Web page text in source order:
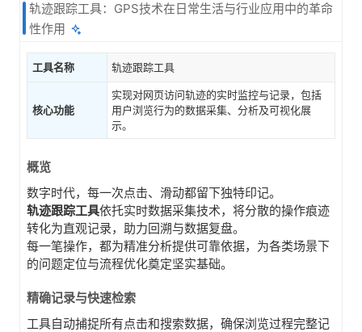
轨迹跟踪工具：GPS技术在日常生活与行业应用中的革命
性作用
工具名称 轨迹跟踪工具
核心功能
实现对网页访问轨迹的实时监控与记录，包括
用户浏览行为的数据采集、分析及可视化展
示。
概览
数字时代，每一次点击、滑动都留下独特印记。
轨迹跟踪工具依托实时数据采集技术，将分散的操作痕迹
转化为直观记录，助力回溯与数据复盘。
每一笔操作，都为精准分析提供可靠依据，为各类场景下
的问题定位与流程优化奠定坚实基础。
精确记录与快速检索
工具自动捕捉所有点击和搜索数据，确保浏览过程完整记